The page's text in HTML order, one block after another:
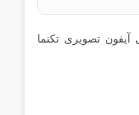
تصویری تکنما